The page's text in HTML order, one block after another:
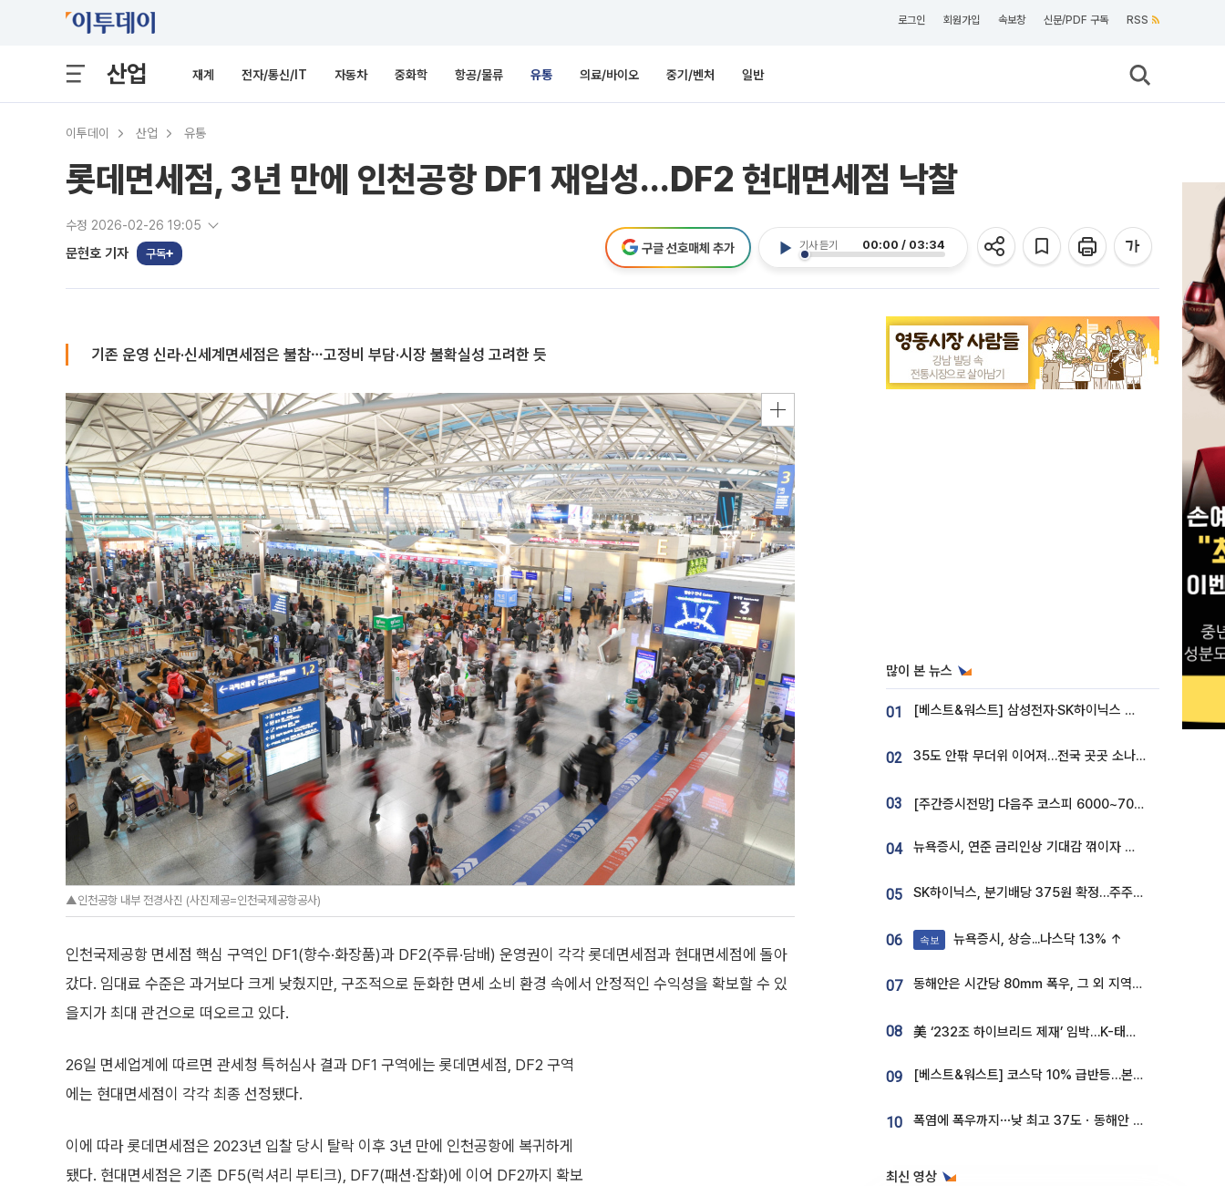
로그인 회원가입 속보창 신문/PDF 구독 RSS
산업 재계 전자/통신/IT 자동차 중화학 항공/물류 유통 의료/바이오 중기/벤처 일반
이투데이 산업 유통
롯데면세점, 3년 만에 인천공항 DF1 재입성…DF2 현대면세점 낙찰
수정 2026-02-26 19:05
문현호 기자 구독
기사 듣기 00:00 / 03:34
구글 선호매체 추가
기존 운영 신라·신세계면세점은 불참⋯고정비 부담·시장 불확실성 고려한 듯
▲인천공항 내부 전경사진 (사진제공=인천국제공항공사)
인천국제공항 면세점 핵심 구역인 DF1(향수·화장품)과 DF2(주류·담배) 운영권이 각각 롯데면세점과 현대면세점에 돌아
갔다. 임대료 수준은 과거보다 크게 낮췄지만, 구조적으로 둔화한 면세 소비 환경 속에서 안정적인 수익성을 확보할 수 있
을지가 최대 관건으로 떠오르고 있다.
26일 면세업계에 따르면 관세청 특허심사 결과 DF1 구역에는 롯데면세점, DF2 구역
에는 현대면세점이 각각 최종 선정됐다.
이에 따라 롯데면세점은 2023년 입찰 당시 탈락 이후 3년 만에 인천공항에 복귀하게
됐다. 현대면세점은 기존 DF5(럭셔리 부티크), DF7(패션·잡화)에 이어 DF2까지 확보
많이 본 뉴스
01 [베스트&워스트] 삼성전자·SK하이닉스 밀린 한 주…상상인증권은 85% 급등
02 35도 안팎 무더위 이어져…전국 곳곳 소나기 [오늘 날씨]
03 [주간증시전망] 다음주 코스피 6000~7000⋯“外人 수급은 정책이 변수”
04 뉴욕증시, 연준 금리인상 기대감 꺾이자 상승...S&P500 사상 최고치 [종합]
05 SK하이닉스, 분기배당 375원 확정…주주환원책 9월로 앞당겨 발표
06 속보 뉴욕증시, 상승...나스닥 1.3% ↑
07 동해안은 시간당 80㎜ 폭우, 그 외 지역은 폭염…‘극과 극 날씨’
08 美 ‘232조 하이브리드 제재’ 임박…K-태양광, 불확실성 털고 날개 다나
09 [베스트&워스트] 코스닥 10% 급반등…본느, 최대주주 변경 기대에 270% 폭등
10 폭염에 폭우까지⋯낮 최고 37도ㆍ동해안 강한 비 [날씨]
최신 영상